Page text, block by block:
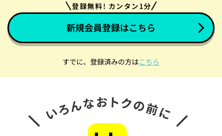
登録無料! カンタン1分
新規会員登録はこちら
すでに、登録済みの方はこちら